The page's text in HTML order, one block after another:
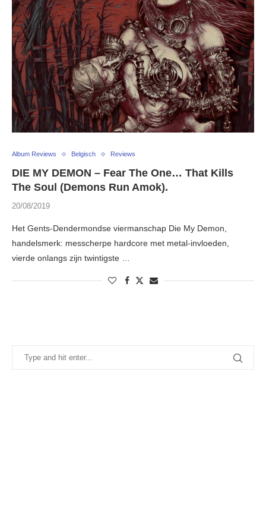
Album Reviews Belgisch Reviews
DIE MY DEMON – Fear The One… That Kills
The Soul (Demons Run Amok).
20/08/2019
Het Gents-Dendermondse viermanschap Die My Demon,
handelsmerk: messcherpe hardcore met metal-invloeden,
vierde onlangs zijn twintigste …